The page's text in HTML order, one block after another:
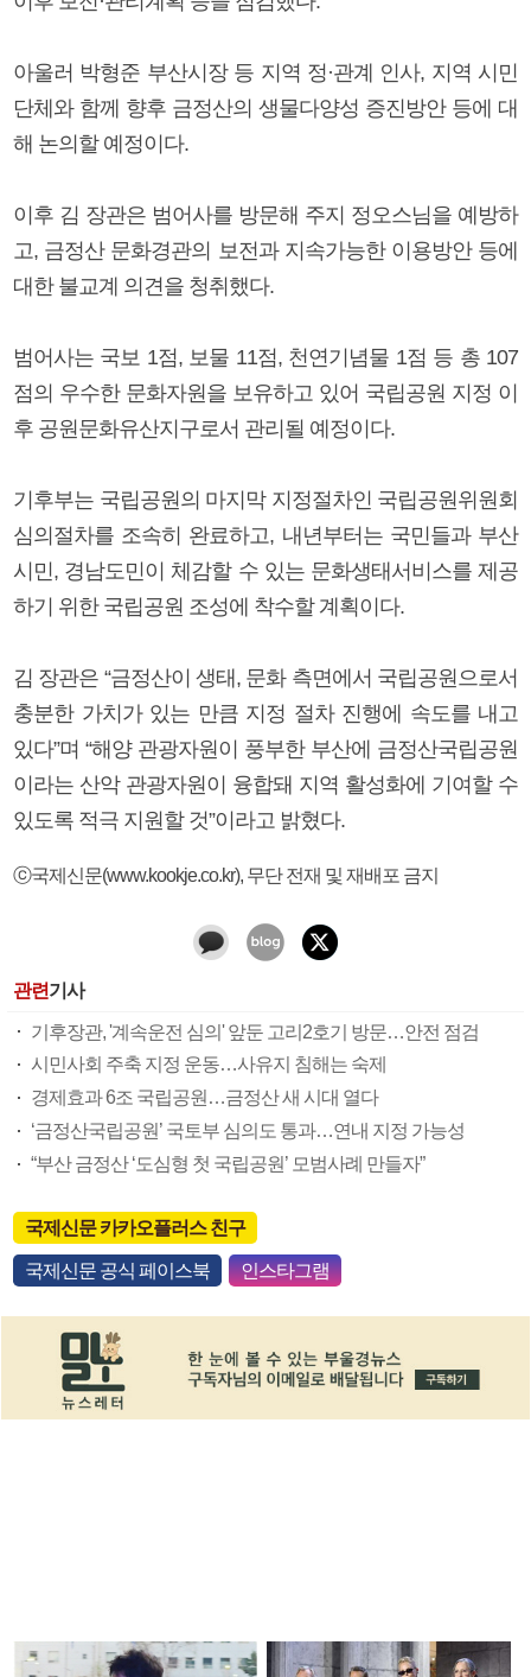
아울러 박형준 부산시장 등 지역 정·관계 인사, 지역 시민
단체와 함께 향후 금정산의 생물다양성 증진방안 등에 대
해 논의할 예정이다.
이후 김 장관은 범어사를 방문해 주지 정오스님을 예방하
고, 금정산 문화경관의 보전과 지속가능한 이용방안 등에
대한 불교계 의견을 청취했다.
범어사는 국보 1점, 보물 11점, 천연기념물 1점 등 총 107
점의 우수한 문화자원을 보유하고 있어 국립공원 지정 이
후 공원문화유산지구로서 관리될 예정이다.
기후부는 국립공원의 마지막 지정절차인 국립공원위원회
심의절차를 조속히 완료하고, 내년부터는 국민들과 부산
시민, 경남도민이 체감할 수 있는 문화생태서비스를 제공
하기 위한 국립공원 조성에 착수할 계획이다.
김 장관은 “금정산이 생태, 문화 측면에서 국립공원으로서
충분한 가치가 있는 만큼 지정 절차 진행에 속도를 내고
있다”며 “해양 관광자원이 풍부한 부산에 금정산국립공원
이라는 산악 관광자원이 융합돼 지역 활성화에 기여할 수
있도록 적극 지원할 것”이라고 밝혔다.
ⓒ국제신문(www.kookje.co.kr), 무단 전재 및 재배포 금지
관련기사
기후장관, '계속운전 심의' 앞둔 고리2호기 방문…안전 점검
시민사회 주축 지정 운동…사유지 침해는 숙제
경제효과 6조 국립공원…금정산 새 시대 열다
‘금정산국립공원’ 국토부 심의도 통과…연내 지정 가능성
“부산 금정산 ‘도심형 첫 국립공원’ 모범사례 만들자”
국제신문 카카오플러스 친구
국제신문 공식 페이스북 인스타그램